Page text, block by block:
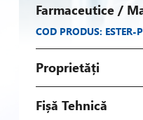
Farmaceutice/
COD PRODUS: ESTER-
Proprietăți
Fișă Tehnică